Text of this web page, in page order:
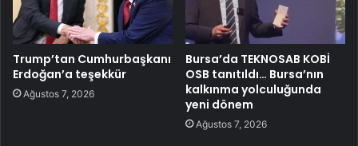
Trump’tan Cumhurbaşkanı
Erdoğan’a teşekkür
Ağustos 7, 2026
Bursa’da TEKNOSAB KOBİ
OSB tanıtıldı… Bursa’nın
kalkınma yolculuğunda
yeni dönem
Ağustos 7, 2026